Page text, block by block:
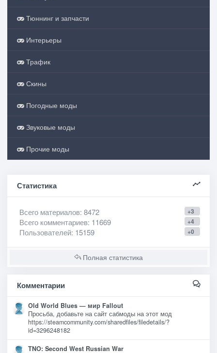
Тюннинг и запчасти
Интерьеры
Трафик
Скины
Погодные моды
Звуковые моды
Прочие моды
Статистика
+3
Всего материалов: 8472
+4
Всего комментариев: 11669
+0
Пользователей: 15159
Полная статистика
Комментарии
Old World Blues — мир Fallout
Просьба, добавьте на сайт сабмоды на этот мод
https://steamcommunity.com/sharedfiles/filedetails/?
id=3296248182
TNO: Second West Russian War